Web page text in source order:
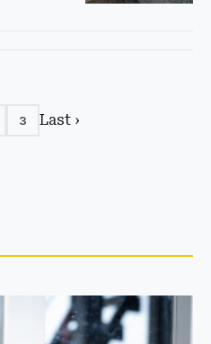
3 Last ›